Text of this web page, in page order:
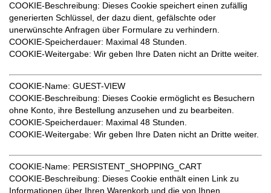
COOKIE-Beschreibung: Dieses Cookie speichert einen zufällig
generierten Schlüssel, der dazu dient, gefälschte oder
unerwünschte Anfragen über Formulare zu verhindern.
COOKIE-Speicherdauer: Maximal 48 Stunden.
COOKIE-Weitergabe: Wir geben Ihre Daten nicht an Dritte weiter.
COOKIE-Name: GUEST-VIEW
COOKIE-Beschreibung: Dieses Cookie ermöglicht es Besuchern
ohne Konto, ihre Bestellung anzusehen und zu bearbeiten.
COOKIE-Speicherdauer: Maximal 48 Stunden.
COOKIE-Weitergabe: Wir geben Ihre Daten nicht an Dritte weiter.
COOKIE-Name: PERSISTENT_SHOPPING_CART
COOKIE-Beschreibung: Dieses Cookie enthält einen Link zu
Informationen über Ihren Warenkorb und die von Ihnen